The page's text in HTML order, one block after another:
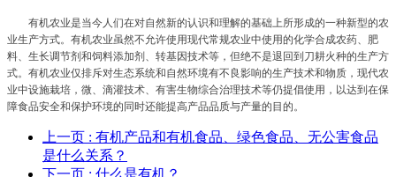
有机农业是当今人们在对自然新的认识和理解的基础上所形成的一种新型的农
业生产方式。有机农业虽然不允许使用现代常规农业中使用的化学合成农药、肥
料、生长调节剂和饲料添加剂、转基因技术等，但绝不是退回到刀耕火种的生产方
式。有机农业仅排斥对生态系统和自然环境有不良影响的生产技术和物质，现代农
业中设施栽培，微、滴灌技术、有害生物综合治理技术等仍提倡使用，以达到在保
障食品安全和保护环境的同时还能提高产品品质与产量的目的。
上一页 : 有机产品和有机食品、绿色食品、无公害食品
是什么关系？
下一页 : 什么是有机？